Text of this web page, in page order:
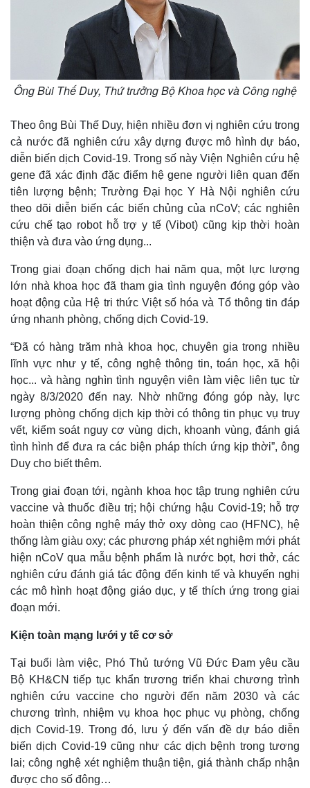
Bất động sản
Khởi nghiệp
Thị trường
Giá vàng
Tiêu dùng
Chứng khoán
Giá cà phê
Vụ án
Tin nóng
Tư vấn luật
Vũ khí
Việt Nam
Phân tích
Ông Bùi Thế Duy, Thứ trưởng Bộ Khoa học và Công nghệ
Theo ông Bùi Thế Duy, hiện nhiều đơn vị nghiên cứu trong
cả nước đã nghiên cứu xây dựng được mô hình dự báo,
diễn biến dịch Covid-19. Trong số này Viện Nghiên cứu hệ
gene đã xác định đặc điểm hệ gene người liên quan đến
tiên lượng bệnh; Trường Đại học Y Hà Nội nghiên cứu
theo dõi diễn biến các biến chủng của nCoV; các nghiên
cứu chế tạo robot hỗ trợ y tế (Vibot) cũng kịp thời hoàn
thiện và đưa vào ứng dụng...
Trong giai đoạn chống dịch hai năm qua, một lực lượng
lớn nhà khoa học đã tham gia tình nguyện đóng góp vào
hoạt động của Hệ tri thức Việt số hóa và Tổ thông tin đáp
ứng nhanh phòng, chống dịch Covid-19.
“Đã có hàng trăm nhà khoa học, chuyên gia trong nhiều
lĩnh vực như y tế, công nghệ thông tin, toán học, xã hội
học... và hàng nghìn tình nguyện viên làm việc liên tục từ
ngày 8/3/2020 đến nay. Nhờ những đóng góp này, lực
lượng phòng chống dịch kịp thời có thông tin phục vụ truy
vết, kiểm soát nguy cơ vùng dịch, khoanh vùng, đánh giá
tình hình để đưa ra các biện pháp thích ứng kịp thời”, ông
Duy cho biết thêm.
Trong giai đoạn tới, ngành khoa học tập trung nghiên cứu
vaccine và thuốc điều trị; hội chứng hậu Covid-19; hỗ trợ
hoàn thiện công nghệ máy thở oxy dòng cao (HFNC), hệ
thống làm giàu oxy; các phương pháp xét nghiệm mới phát
hiện nCoV qua mẫu bệnh phẩm là nước bọt, hơi thở, các
nghiên cứu đánh giá tác động đến kinh tế và khuyến nghị
các mô hình hoạt động giáo dục, y tế thích ứng trong giai
đoạn mới.
Kiện toàn mạng lưới y tế cơ sở
Tại buổi làm việc, Phó Thủ tướng Vũ Đức Đam yêu cầu
Bộ KH&CN tiếp tục khẩn trương triển khai chương trình
nghiên cứu vaccine cho người đến năm 2030 và các
chương trình, nhiệm vụ khoa học phục vụ phòng, chống
dịch Covid-19. Trong đó, lưu ý đến vấn đề dự báo diễn
biến dịch Covid-19 cũng như các dịch bệnh trong tương
lai; công nghệ xét nghiệm thuận tiện, giá thành chấp nhận
được cho số đông…